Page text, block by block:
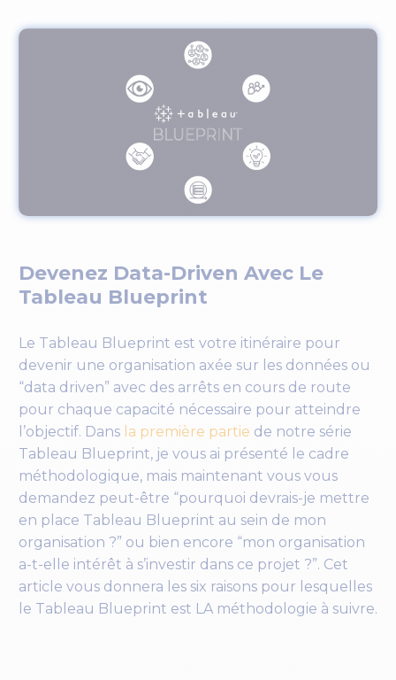
Devenez Data-Driven Avec Le
Tableau Blueprint
Le Tableau Blueprint est votre itinéraire pour
devenir une organisation axée sur les données ou
“data driven” avec des arrêts en cours de route
pour chaque capacité nécessaire pour atteindre
l’objectif. Dans la première partie de notre série
Tableau Blueprint, je vous ai présenté le cadre
méthodologique, mais maintenant vous vous
demandez peut-être “pourquoi devrais-je mettre
en place Tableau Blueprint au sein de mon
organisation ?” ou bien encore “mon organisation
a-t-elle intérêt à s’investir dans ce projet ?”. Cet
article vous donnera les six raisons pour lesquelles
le Tableau Blueprint est LA méthodologie à suivre.